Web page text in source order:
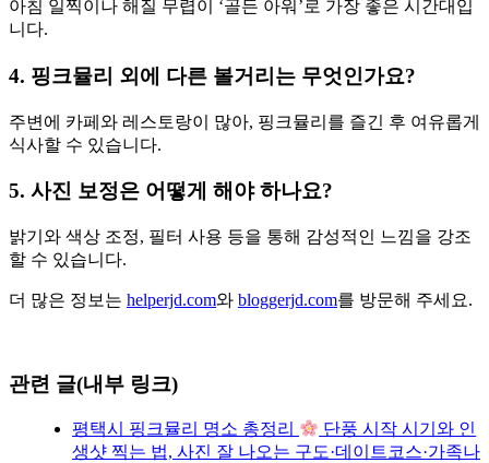
아침 일찍이나 해질 무렵이 ‘골든 아워’로 가장 좋은 시간대입
니다.
4. 핑크뮬리 외에 다른 볼거리는 무엇인가요?
주변에 카페와 레스토랑이 많아, 핑크뮬리를 즐긴 후 여유롭게
식사할 수 있습니다.
5. 사진 보정은 어떻게 해야 하나요?
밝기와 색상 조정, 필터 사용 등을 통해 감성적인 느낌을 강조
할 수 있습니다.
더 많은 정보는 helperjd.com와 bloggerjd.com를 방문해 주세요.
관련 글(내부 링크)
평택시 핑크뮬리 명소 총정리
단풍 시작 시기와 인
생샷 찍는 법, 사진 잘 나오는 구도·데이트코스·가족나